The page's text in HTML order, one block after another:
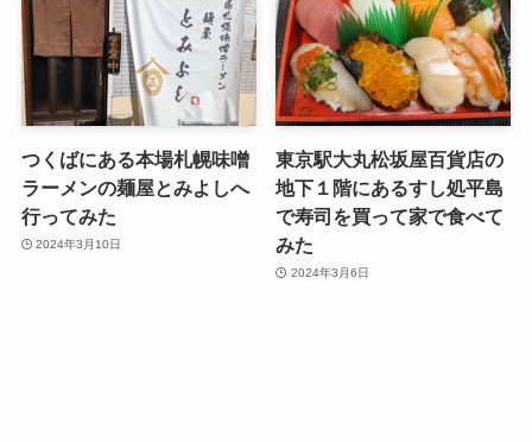
つくばにある本場札幌味噌
ラーメンの麺屋とみよしへ
行ってみた
2024年3月10日
東京駅大丸松坂屋百貨店の
地下１階にあるすし処平島
で寿司を買って家で食べて
みた
2024年3月6日